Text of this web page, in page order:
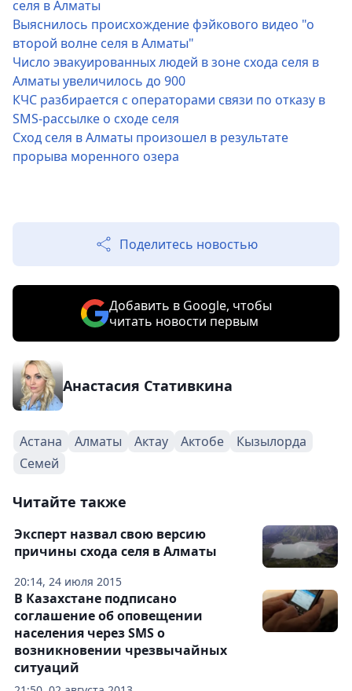
селя в Алматы
Выяснилось происхождение фэйкового видео "о
второй волне селя в Алматы"
Число эвакуированных людей в зоне схода селя в
Алматы увеличилось до 900
КЧС разбирается с операторами связи по отказу в
SMS-рассылке о сходе селя
Сход селя в Алматы произошел в результате
прорыва моренного озера
Поделитесь новостью
Добавить в Google, чтобы
читать новости первым
Анастасия Стативкина
Астана Алматы Актау Актобе
Кызылорда
Семей
Читайте также
20:14, 24 июля 2015
Эксперт назвал свою версию
причины схода селя в Алматы
В Казахстане подписано
соглашение об оповещении
населения через SMS о
возникновении чрезвычайных
ситуаций